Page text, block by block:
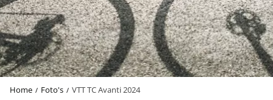
Home Foto's VTT TC Avanti 2024